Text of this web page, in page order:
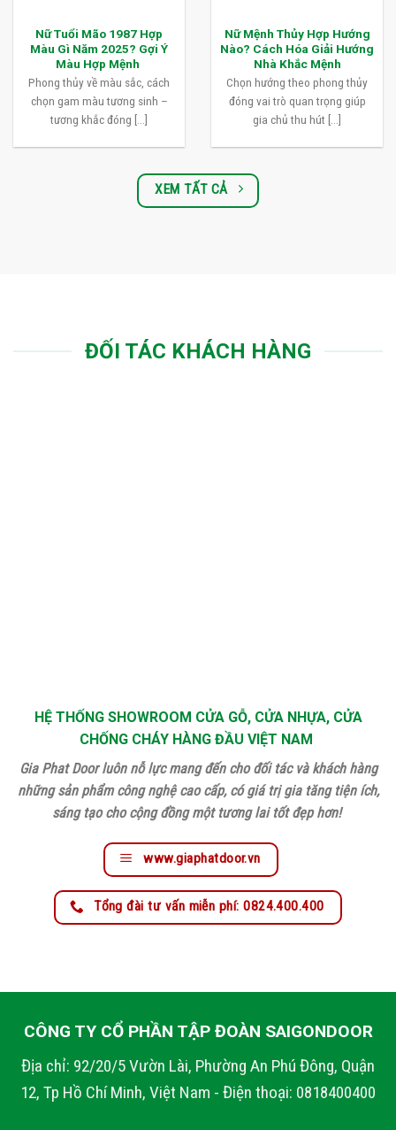
Nữ Tuổi Mão 1987 Hợp
Màu Gì Năm 2025? Gợi Ý
Màu Hợp Mệnh
Phong thủy về màu sắc, cách
chọn gam màu tương sinh –
tương khắc đóng [...]
Nữ Mệnh Thủy Hợp Hướng
Nào? Cách Hóa Giải Hướng
Nhà Khắc Mệnh
Chọn hướng theo phong thủy
đóng vai trò quan trọng giúp
gia chủ thu hút [...]
XEM TẤT CẢ
ĐỐI TÁC KHÁCH HÀNG
HỆ THỐNG SHOWROOM CỬA GỖ, CỬA NHỰA, CỬA
CHỐNG CHÁY HÀNG ĐẦU VIỆT NAM
Gia Phat Door luôn nỗ lực mang đến cho đối tác và khách hàng
những sản phẩm công nghệ cao cấp, có giá trị gia tăng tiện ích,
sáng tạo cho cộng đồng một tương lai tốt đẹp hơn!
www.giaphatdoor.vn
Tổng đài tư vấn miễn phí: 0824.400.400
CÔNG TY CỔ PHẦN TẬP ĐOÀN SAIGONDOOR
Địa chỉ: 92/20/5 Vườn Lài, Phường An Phú Đông, Quận
12, Tp Hồ Chí Minh, Việt Nam - Điện thoại: 0818400400